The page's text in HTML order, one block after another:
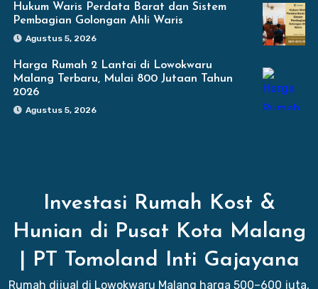
Hukum Waris Perdata Barat dan Sistem
Pembagian Golongan Ahli Waris
Agustus 5, 2026
Harga Rumah 2 Lantai di Lowokwaru
Malang Terbaru, Mulai 800 Jutaan Tahun
2026
Agustus 5, 2026
Investasi Rumah Kost &
Hunian di Pusat Kota Malang
| PT Tomoland Inti Gajayana
Rumah dijual di Lowokwaru Malang harga 500–600 juta,